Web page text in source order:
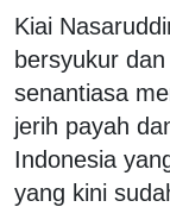
Kiai
bersyukur
senantiasa
jerih payah
Indonesia
yang kini